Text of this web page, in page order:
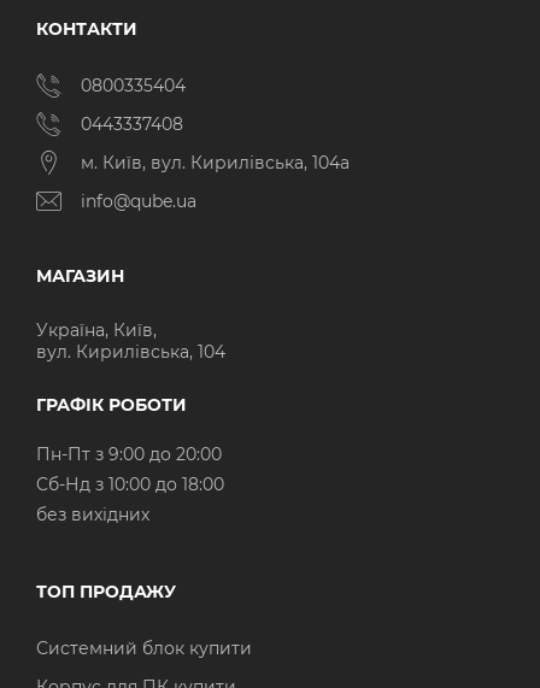
КОНТАКТИ
0800335404
0443337408
м. Київ, вул. Кирилівська, 104а
info@qube.ua
МАГАЗИН
Україна, Київ,
вул. Кирилівська, 104
ГРАФІК РОБОТИ
Пн-Пт з 9:00 до 20:00
Cб-Нд з 10:00 до 18:00
без вихідних
ТОП ПРОДАЖУ
Системний блок купити